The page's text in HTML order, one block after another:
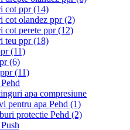
cot ppr(14)
cot olandez ppr(2)
cot perete ppr(12)
teu ppr(18)
(11)
(6)
(11)
apa compresiune
pentru apa Pehd (1)
protectie Pehd (2)